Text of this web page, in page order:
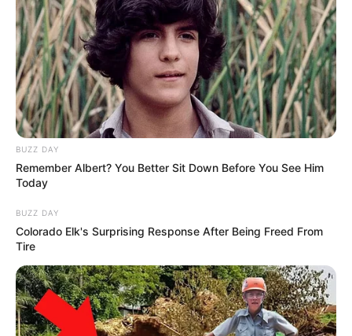
BUZZ DAY
Remember Albert? You Better Sit Down Before You See Him
Today
BUZZ DAY
Colorado Elk's Surprising Response After Being Freed From
Tire